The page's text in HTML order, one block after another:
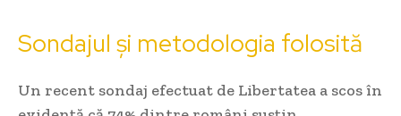
Sondajul și metodologia folosită
Un recent sondaj efectuat de Libertatea a scos în